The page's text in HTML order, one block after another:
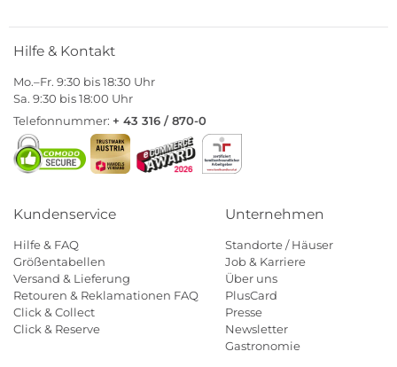
Hilfe & Kontakt
Mo.–Fr. 9:30 bis 18:30 Uhr
Sa. 9:30 bis 18:00 Uhr
Telefonnummer: + 43 316 / 870-0
Kundenservice
Hilfe & FAQ
Größentabellen
Versand & Lieferung
Retouren & Reklamationen FAQ
Click & Collect
Click & Reserve
Unternehmen
Standorte / Häuser
Job & Karriere
Über uns
PlusCard
Presse
Newsletter
Gastronomie